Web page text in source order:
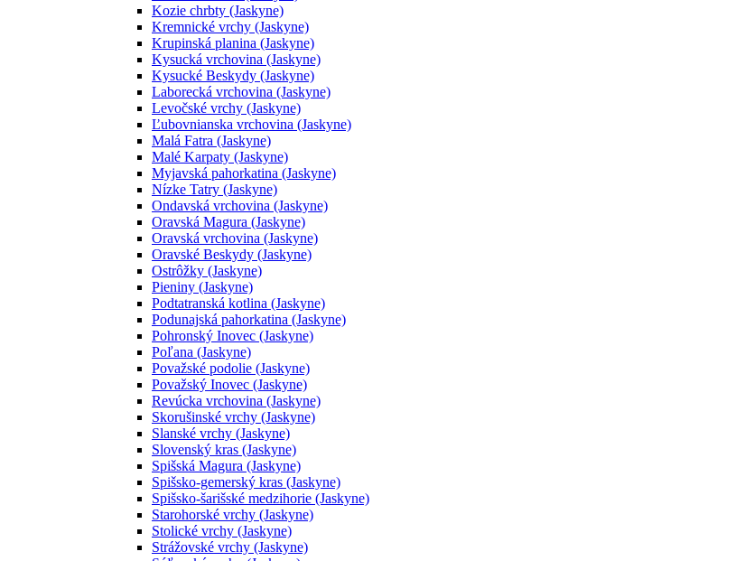
Kozie chrbty (Jaskyne)
Kremnické vrchy (Jaskyne)
Krupinská planina (Jaskyne)
Kysucká vrchovina (Jaskyne)
Kysucké Beskydy (Jaskyne)
Laborecká vrchovina (Jaskyne)
Levočské vrchy (Jaskyne)
Ľubovnianska vrchovina (Jaskyne)
Malá Fatra (Jaskyne)
Malé Karpaty (Jaskyne)
Myjavská pahorkatina (Jaskyne)
Nízke Tatry (Jaskyne)
Ondavská vrchovina (Jaskyne)
Oravská Magura (Jaskyne)
Oravská vrchovina (Jaskyne)
Oravské Beskydy (Jaskyne)
Ostrôžky (Jaskyne)
Pieniny (Jaskyne)
Podtatranská kotlina (Jaskyne)
Podunajská pahorkatina (Jaskyne)
Pohronský Inovec (Jaskyne)
Poľana (Jaskyne)
Považské podolie (Jaskyne)
Považský Inovec (Jaskyne)
Revúcka vrchovina (Jaskyne)
Skorušinské vrchy (Jaskyne)
Slanské vrchy (Jaskyne)
Slovenský kras (Jaskyne)
Spišská Magura (Jaskyne)
Spišsko-gemerský kras (Jaskyne)
Spišsko-šarišské medzihorie (Jaskyne)
Starohorské vrchy (Jaskyne)
Stolické vrchy (Jaskyne)
Strážovské vrchy (Jaskyne)